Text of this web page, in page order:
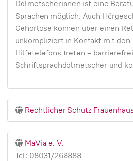
Dolmetscherinnen ist eine
Sprachen möglich. Auch
Gehörlose können über einen
unkompliziert in Kontakt mit den
Hilfetelefons treten –
Schriftsprachdolmetscher und
Rechtlicher Schutz
MaVia e. V.
Tel: 08031/268888